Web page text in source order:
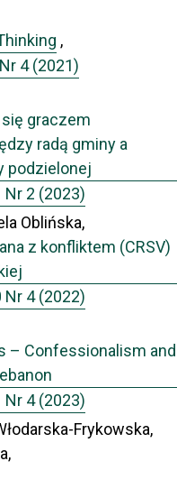
,
4 (2021)
graczem
radą gminy a
podzielonej
2 (2023)
Oblińska,
z konfliktem (CRSV)
4 (2022)
– Confessionalism and
4 (2023)
Frykowska,